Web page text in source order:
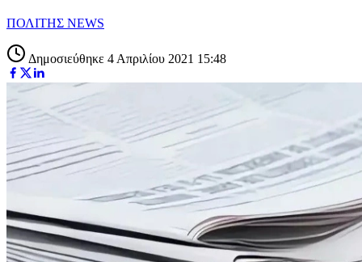
ΠΟΛΙΤΗΣ NEWS
Δημοσιεύθηκε 4 Απριλίου 2021 15:48